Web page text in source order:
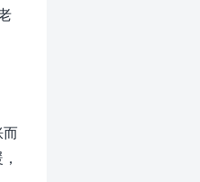
而